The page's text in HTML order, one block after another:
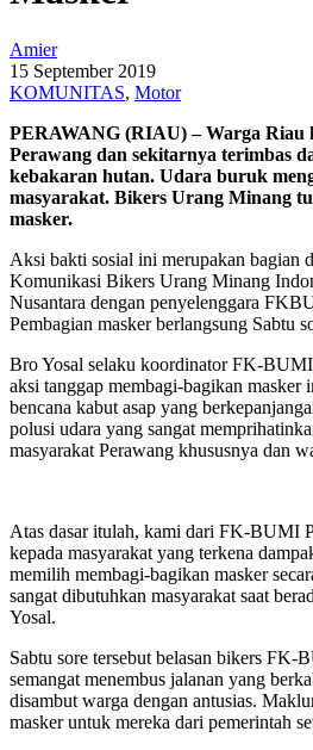
Amier
15 September 2019
KOMUNITAS, Motor
PERAWANG (RIAU) – Warga Riau
Perawang dan sekitarnya terimbas
kebakaran hutan. Udara buruk
masyarakat. Bikers Urang Minang
masker.
Aksi bakti sosial ini merupakan bagian
Komunikasi Bikers Urang Minang
Nusantara dengan penyelenggara
Pembagian masker berlangsung Sabtu
Bro Yosal selaku koordinator FK-BUMI
aksi tanggap membagi-bagikan masker
bencana kabut asap yang
polusi udara yang sangat
masyarakat Perawang khususnya dan
Atas dasar itulah, kami dari FK-BUMI
kepada masyarakat yang terkena
memilih membagi-bagikan masker
sangat dibutuhkan masyarakat saat
Yosal.
Sabtu sore tersebut belasan bikers FK-
semangat menembus jalanan yang
disambut warga dengan antusias.
masker untuk mereka dari pemerintah